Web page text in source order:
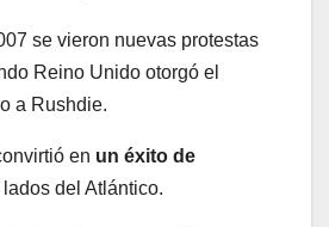
se vieron nuevas protestas
Reino Unido otorgó el
a Rushdie.
en un éxito de
del Atlántico.